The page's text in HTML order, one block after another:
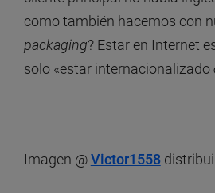
como también hacemos con
packaging? Estar en Internet
solo «estar internacionalizado
Imagen @Victor1558